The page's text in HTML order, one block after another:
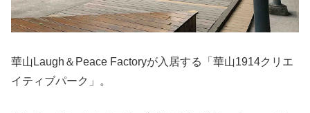
華山Laugh＆Peace Factoryが入居する「華山1914クリエ
イティブパーク」。